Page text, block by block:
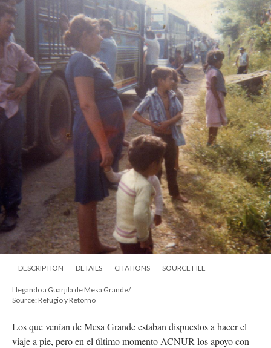
DESCRIPTION DETAILS CITATIONS SOURCE FILE
Llegando a Guarjila de Mesa Grande/
Source: Refugio y Retorno
Los que venían de Mesa Grande estaban dispuestos a hacer el
viaje a pie, pero en el último momento ACNUR los apoyo con